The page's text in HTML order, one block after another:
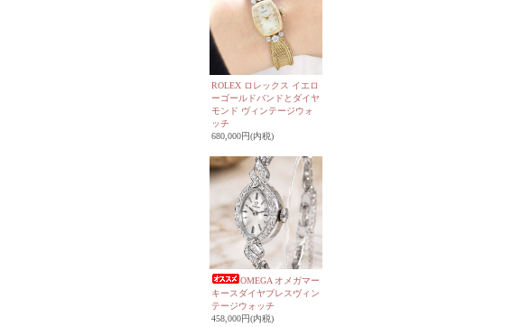
ROLEX ロレックス イエロ
ーゴールドバンドとダイヤ
モンド ヴィンテージウォ
ッチ
680,000円(内税)
OMEGA オメガマー
キースダイヤブレスヴィン
テージウォッチ
458,000円(内税)